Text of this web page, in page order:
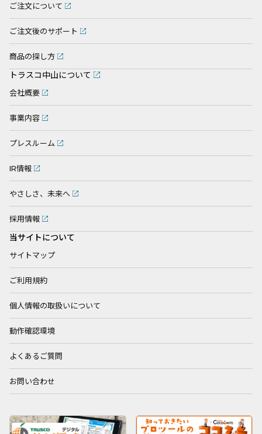
ご注文について
ご注文後のサポート
商品の探し方
トラスコ中山について
会社概要
事業内容
プレスルーム
IR情報
やさしさ、未来へ
採用情報
当サイトについて
サイトマップ
ご利用規約
個人情報の取扱いについて
動作確認環境
よくあるご質問
お問い合わせ